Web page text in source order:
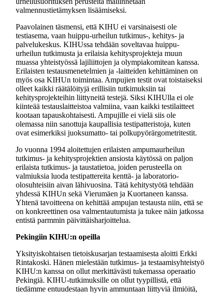
valmennustietämyksen lisäämiseksi.
Paavolainen täsmensi, että KIHU ei varsinaisesti ole
testiasema, vaan huippu-urheilun tutkimus-, kehitys- ja
palvelukeskus. KIHUssa tehdään soveltavaa huippu-
urheilun tutkimusta ja erilaisia kehitysprojekteja muun
muassa yhteistyössä lajiliittojen ja olympiakomitean kanssa.
Erilaisten testausmenetelmien ja -laitteiden kehittäminen on
myös osa KIHUn toimintaa. Ampujien testit ovat toistaiseksi
olleet kaikki räätälöityjä erillisiin tutkimuksiin tai
kehitysprojekteihin liittyneitä testejä. Siksi KIHUlla ei ole
kiinteää testauslaitteistoa valmiina, vaan kaikki testilaitteet
kootaan tapauskohtaisesti. Ampujille ei vielä siis ole
olemassa niin sanottuja kaupallisia testipatteristoja, kuten
ovat esimerkiksi juoksumatto- tai polkupyörärgometritestit.
Jo vuonna 1994 aloitettujen erilaisten ampumaurheilun
tutkimus- ja kehitysprojektien ansiosta käytössä on paljon
erilaista tutkimus- ja taustatietoa, joiden perusteella on
valmiuksia luoda testipattereita kenttä- ja laboratorio-
olosuhteisiin aivan lähivuosina. Tätä kehitystyötä tehdään
yhdessä KIHUn sekä Vierumäen ja Kuortaneen kanssa.
Yhtenä tavoitteena on kehittää ampujan testausta niin, että se
on konkreettinen osa valmentautumista ja tukee näin jatkossa
entistä parmmin päivittäisharjoittelua.
Pekingiin KIHU:n opeilla
Yksityiskohtaisen tietoiskusarjan testaamisesta aloitti Erkki
Rintakoski. Hänen mielestään tutkimus- ja testaamisyhteistyö
KIHU:n kanssa on ollut merkittävästi tukemassa operaatio
Pekingiä. KIHU-tutkimuksille on ollut tyypillistä, että
tiedämme entuudestaan hyvin ammuntaan liittyviä ilmiöitä,